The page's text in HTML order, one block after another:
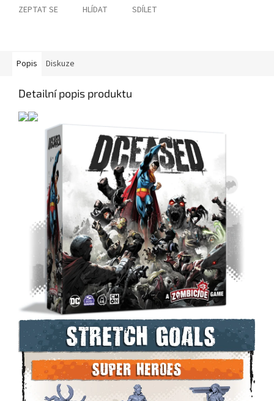
ZEPTAT SE HLÍDAT SDÍLET
Popis Diskuze
Detailní popis produktu